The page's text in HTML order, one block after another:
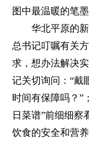
图中最温暖的笔墨
华北平原的
总书记叮嘱有关
求，想办法解决
记关切询问：“戴
时间有保障吗？”
日菜谱”前细细察
饮食的安全和营养